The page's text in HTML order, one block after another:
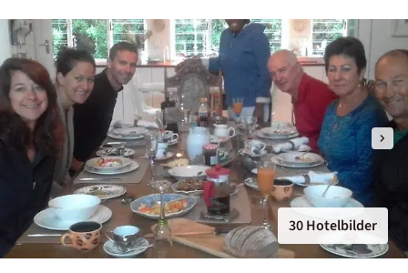
30 Hotelbilder